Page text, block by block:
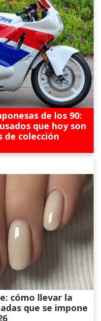
de los 90:
que hoy son
de colección
cómo llevar la
que se impone